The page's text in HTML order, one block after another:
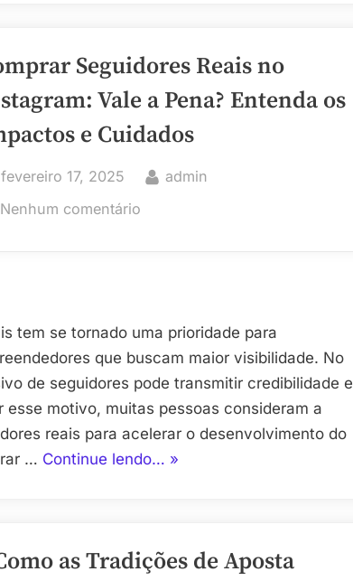
Seguidores Reais no
Vale a Pena? Entenda os
e Cuidados
Posted
on
fevereiro 17, 2025 By
admin
Nenhum comentárioem
Instagram:
Vale
a
Pena?
Entenda
os
tem se tornado uma prioridade para
que buscam maior visibilidade. No
de seguidores pode transmitir credibilidade e
motivo, muitas pessoas consideram a
reais para acelerar o desenvolvimento do
… Continue lendo… “Comprar
Instagram:
»
as Tradições de Aposta